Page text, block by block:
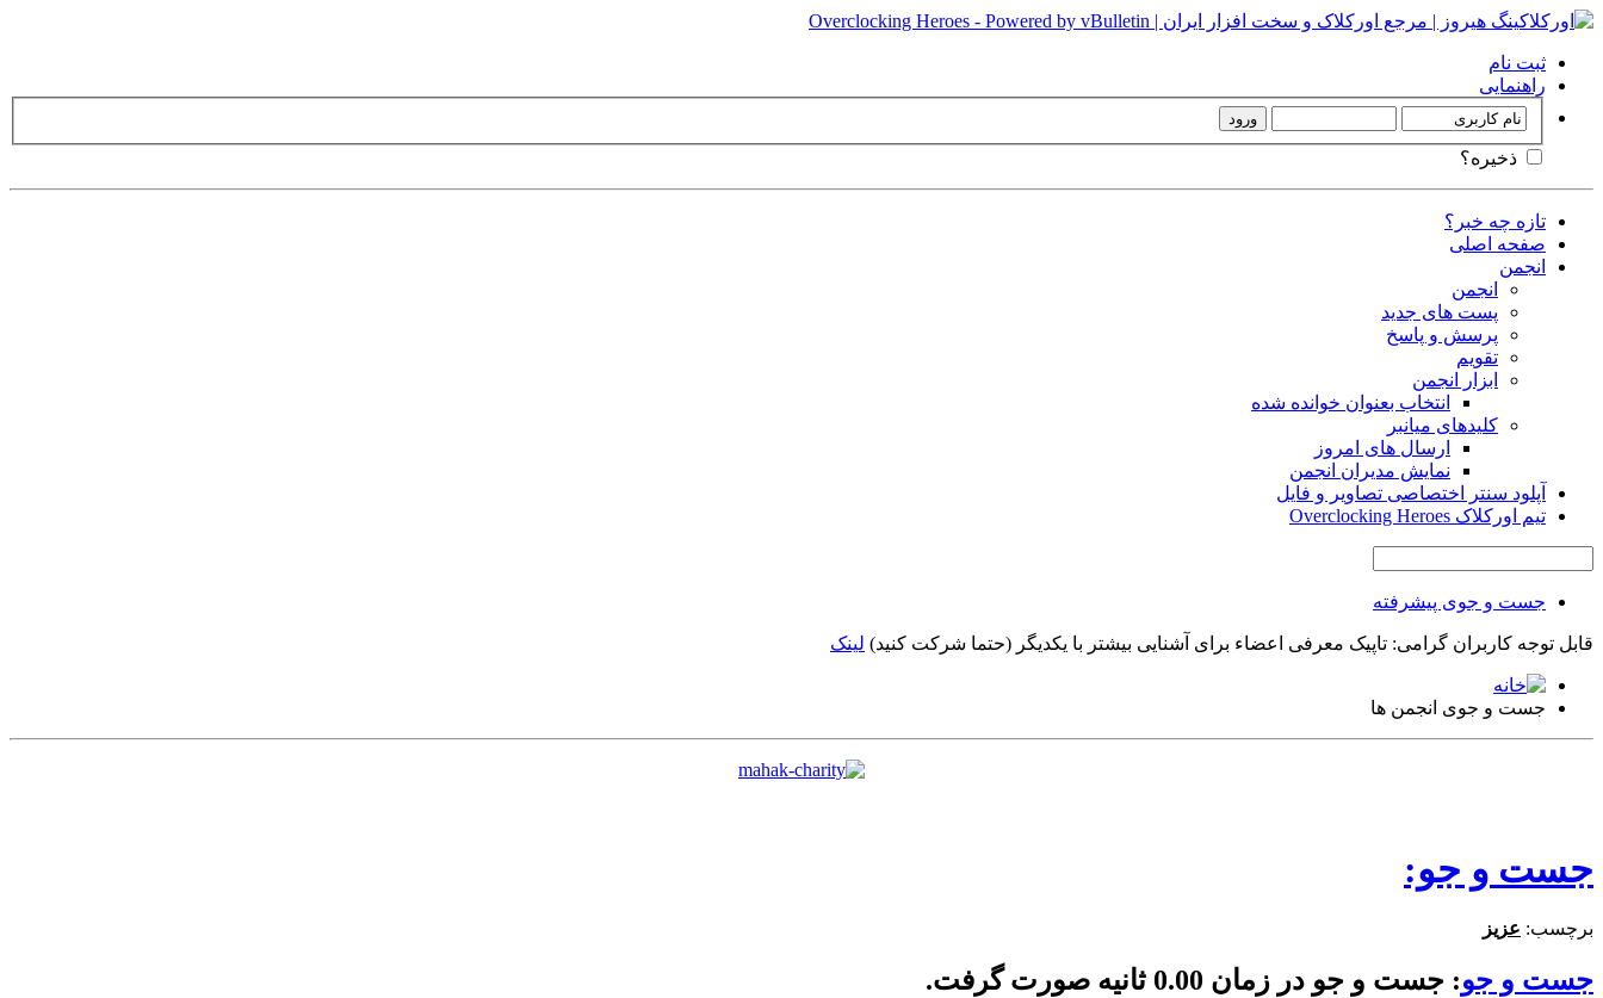
ثبت نام
راهنمایی
ذخیره؟
تازه چه خبر؟
صفحه اصلی
انجمن
انجمن
پست های جدید
پرسش و پاسخ
تقویم
ابزار انجمن
انتخاب بعنوان خوانده شده
کلیدهای میانبر
ارسال های امروز
نمایش مدیران انجمن
آپلود سنتر اختصاصی تصاویر و فایل
تیم اورکلاک Overclocking Heroes
جست و جوی پیشرفته
قابل توجه کاربران گرامی: تاپیک معرفی اعضاء برای آشنایی بیشتر با یکدیگر (حتما شرکت کنید) لینک
جست و جوی انجمن ها
جست و جو:
برچسب: عزیز
جست و جو: جست و جو در زمان 0.00 ثانیه صورت گرفت.